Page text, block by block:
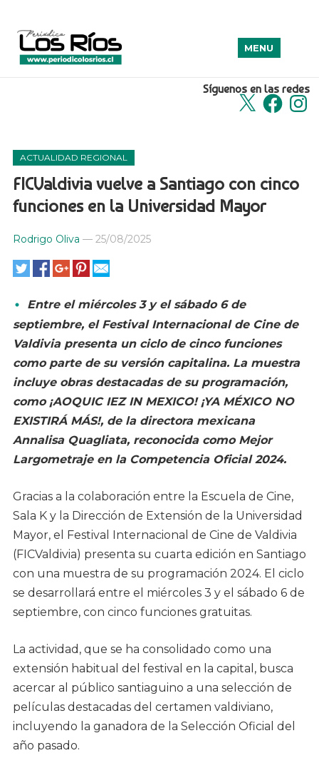
Síguenos en las redes
X Facebook
MENU
ACTUALIDAD REGIONAL
FICValdivia vuelve a Santiago con cinco
funciones en la Universidad Mayor
Rodrigo Oliva — 25/08/2025
Entre el miércoles 3 y el sábado 6 de
septiembre, el Festival Internacional de Cine de
Valdivia presenta un ciclo de cinco funciones
como parte de su versión capitalina. La muestra
incluye obras destacadas de su programación,
como ¡AOQUIC IEZ IN MEXICO! ¡YA MÉXICO NO
EXISTIRÁ MÁS!, de la directora mexicana
Annalisa Quagliata, reconocida como Mejor
Largometraje en la Competencia Oficial 2024.
Gracias a la colaboración entre la Escuela de Cine,
Sala K y la Dirección de Extensión de la Universidad
Mayor, el Festival Internacional de Cine de Valdivia
(FICValdivia) presenta su cuarta edición en Santiago
con una muestra de su programación 2024. El ciclo
se desarrollará entre el miércoles 3 y el sábado 6 de
septiembre, con cinco funciones gratuitas.
La actividad, que se ha consolidado como una
extensión habitual del festival en la capital, busca
acercar al público santiaguino a una selección de
películas destacadas del certamen valdiviano,
incluyendo la ganadora de la Selección Oficial del
año pasado.